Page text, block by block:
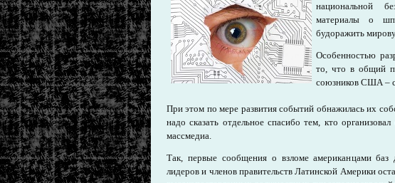
национальной
материалы о
будоражить
Особенностью
то, что в общий
союзников США –
При этом по мере развития событий обнажилась их
надо сказать отдельное спасибо тем, кто
массмедиа.
Так, первые сообщения о взломе американцами
лидеров и членов правительств Латинской Америки